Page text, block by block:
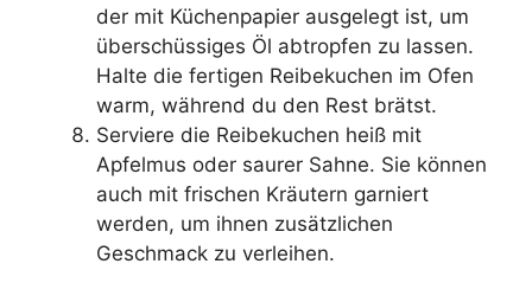
der mit Küchenpapier ausgelegt ist, um
überschüssiges Öl abtropfen zu lassen.
Halte die fertigen Reibekuchen im Ofen
warm, während du den Rest brätst.
Serviere die Reibekuchen heiß mit
Apfelmus oder saurer Sahne. Sie können
auch mit frischen Kräutern garniert
werden, um ihnen zusätzlichen
Geschmack zu verleihen.